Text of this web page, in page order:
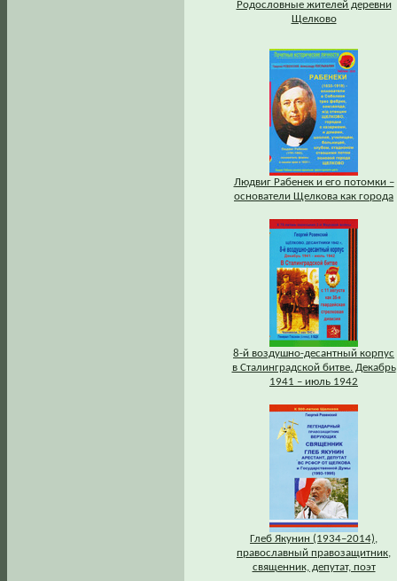
Родословные жителей деревни
Щелково
Людвиг Рабенек и его потомки –
основатели Щелкова как города
8-й воздушно-десантный корпус
в Сталинградской битве. Декабрь
1941 – июль 1942
Глеб Якунин (1934–2014),
православный правозащитник,
священник, депутат, поэт